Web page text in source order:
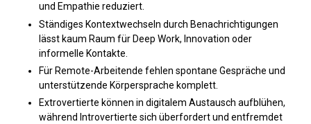
und Empathie reduziert.
Ständiges Kontextwechseln durch Benachrichtigungen
lässt kaum Raum für Deep Work, Innovation oder
informelle Kontakte.
Für Remote-Arbeitende fehlen spontane Gespräche und
unterstützende Körpersprache komplett.
Extrovertierte können in digitalem Austausch aufblühen,
während Introvertierte sich überfordert und entfremdet